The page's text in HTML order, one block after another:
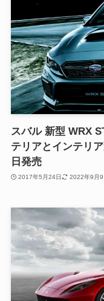
スバル 新型 WRX
テリアとインテリ
日発売
2017年5月24日 2022年9月9